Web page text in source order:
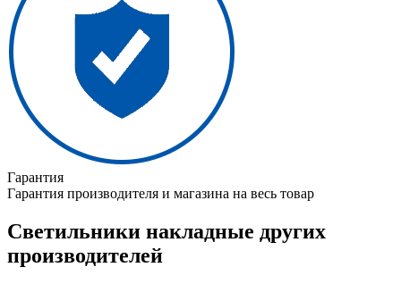
Гарантия
Гарантия производителя и магазина на весь товар
Светильники накладные других
производителей